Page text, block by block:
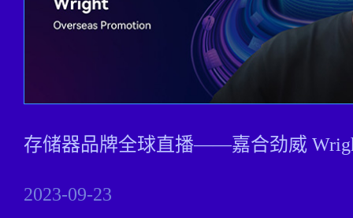
存储器品牌全球直播——嘉合劲威
2023-09-23